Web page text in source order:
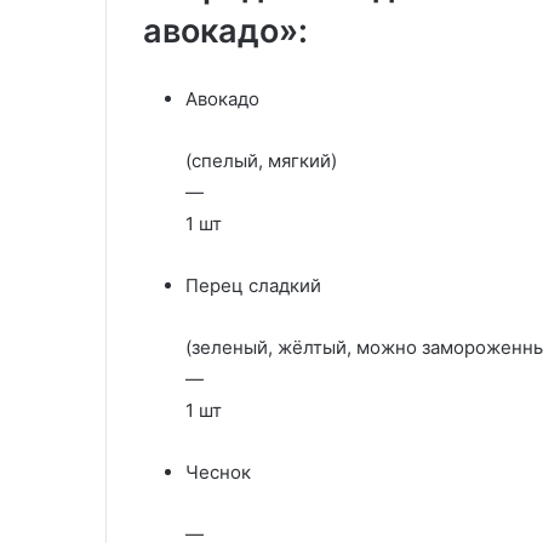
авокадо»:
Авокадо
(спелый, мягкий)
—
1 шт
Перец сладкий
(зеленый, жёлтый, можно
—
1 шт
Чеснок
—